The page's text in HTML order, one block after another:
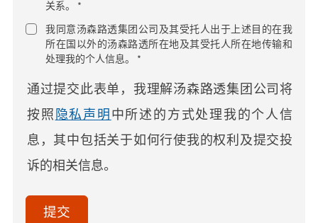
关系。 *
我同意汤森路透集团公司及其受托人出于上述目的在我
所在国以外的汤森路透所在地及其受托人所在地传输和
处理我的个人信息。 *
通过提交此表单，我理解汤森路透集团公司将
按照 隐私声明 中所述的方式处理我的个人信
息，其中包括关于如何行使我的权利及提交投
诉的相关信息。
提交